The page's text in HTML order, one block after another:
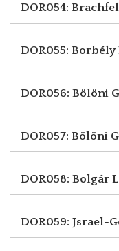
DOR054:
DOR055: Borbély
DOR056: Bölöni
DOR057: Bölöni
DOR058: Bolgár
DOR059: Jsrael-